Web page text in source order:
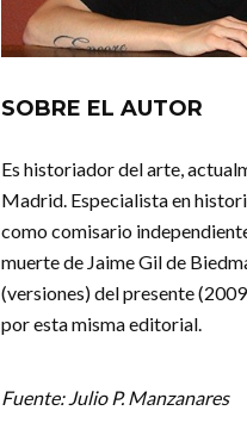
SOBRE EL AUTOR
Es historiador del arte,
Madrid. Especialista en
como comisario
muerte de Jaime Gil de
(versiones) del presente
por esta misma editorial.
Fuente: Julio P. Manzanares